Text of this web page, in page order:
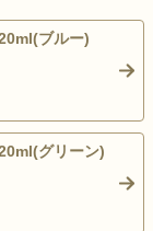
ブルー)
グリーン)